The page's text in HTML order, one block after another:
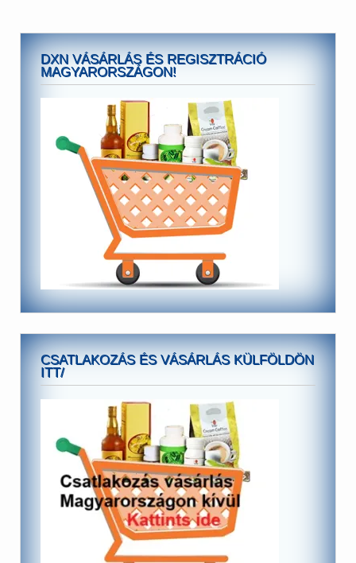
DXN VÁSÁRLÁS ÉS REGISZTRÁCIÓ
MAGYARORSZÁGON!
CSATLAKOZÁS ÉS VÁSÁRLÁS KÜLFÖLDÖN
ITT/